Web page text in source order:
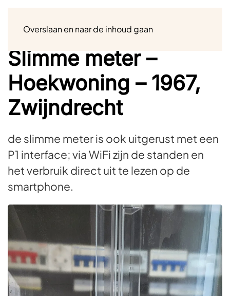
Overslaan en naar de inhoud gaan
Slimme meter –
Hoekwoning – 1967,
Zwijndrecht
de slimme meter is ook uitgerust met een
P1 interface; via WiFi zijn de standen en
het verbruik direct uit te lezen op de
smartphone.